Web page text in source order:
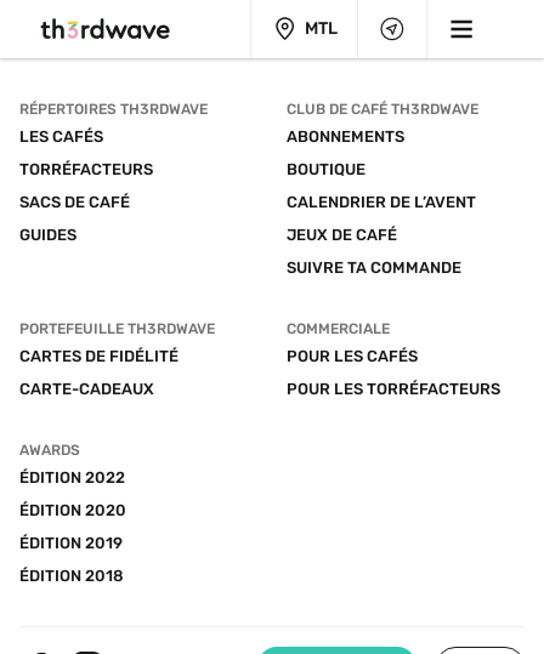
MTL
RÉPERTOIRES TH3RDWAVE
LES CAFÉS
TORRÉFACTEURS
SACS DE CAFÉ
GUIDES
CLUB DE CAFÉ TH3RDWAVE
ABONNEMENTS
BOUTIQUE
CALENDRIER DE L’AVENT
JEUX DE CAFÉ
SUIVRE TA COMMANDE
PORTEFEUILLE TH3RDWAVE
CARTES DE FIDÉLITÉ
CARTE-CADEAUX
COMMERCIALE
POUR LES CAFÉS
POUR LES TORRÉFACTEURS
AWARDS
ÉDITION 2022
ÉDITION 2020
ÉDITION 2019
ÉDITION 2018